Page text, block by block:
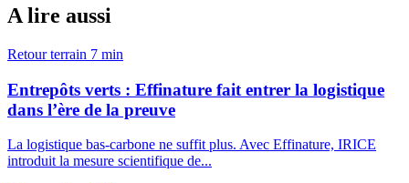
A lire aussi
Retour terrain 7 min
Entrepôts verts : Effinature fait entrer la logistique
dans l’ère de la preuve
La logistique bas-carbone ne suffit plus. Avec Effinature, IRICE
introduit la mesure scientifique de...